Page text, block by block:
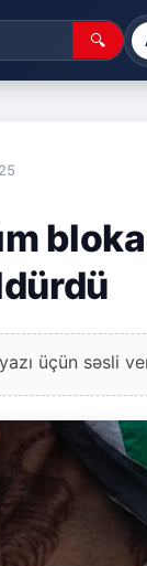
🔍
üçün səsli